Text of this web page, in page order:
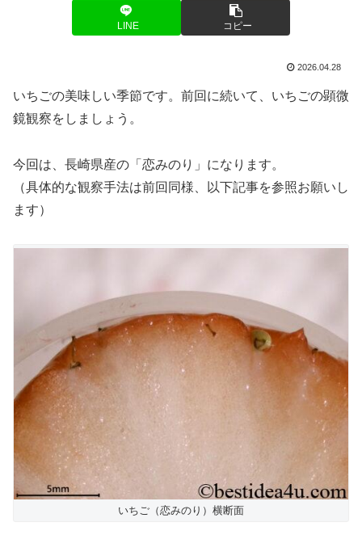
LINE コピー
2026.04.28
いちごの美味しい季節です。前回に続いて、いちごの顕微
鏡観察をしましょう。
今回は、長崎県産の「恋みのり」になります。
（具体的な観察手法は前回同様、以下記事を参照お願いし
ます）
いちご（恋みのり）横断面